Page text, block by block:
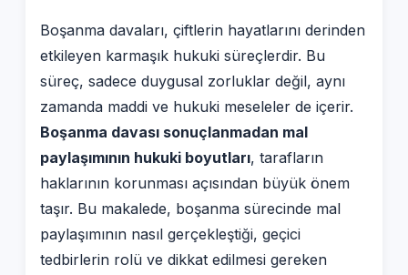
Boşanma davaları, çiftlerin hayatlarını derinden
etkileyen karmaşık hukuki süreçlerdir. Bu
süreç, sadece duygusal zorluklar değil, aynı
zamanda maddi ve hukuki meseleler de içerir.
Boşanma davası sonuçlanmadan mal
paylaşımının hukuki boyutları, tarafların
haklarının korunması açısından büyük önem
taşır. Bu makalede, boşanma sürecinde mal
paylaşımının nasıl gerçekleştiği, geçici
tedbirlerin rolü ve dikkat edilmesi gereken